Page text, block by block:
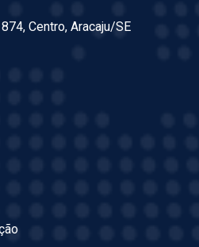
Centro, Aracaju/SE